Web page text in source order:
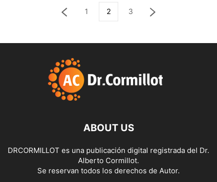
1 2 3
ABOUT US
DRCORMILLOT es una publicación digital registrada del Dr.
Alberto Cormillot.
Se reservan todos los derechos de Autor.